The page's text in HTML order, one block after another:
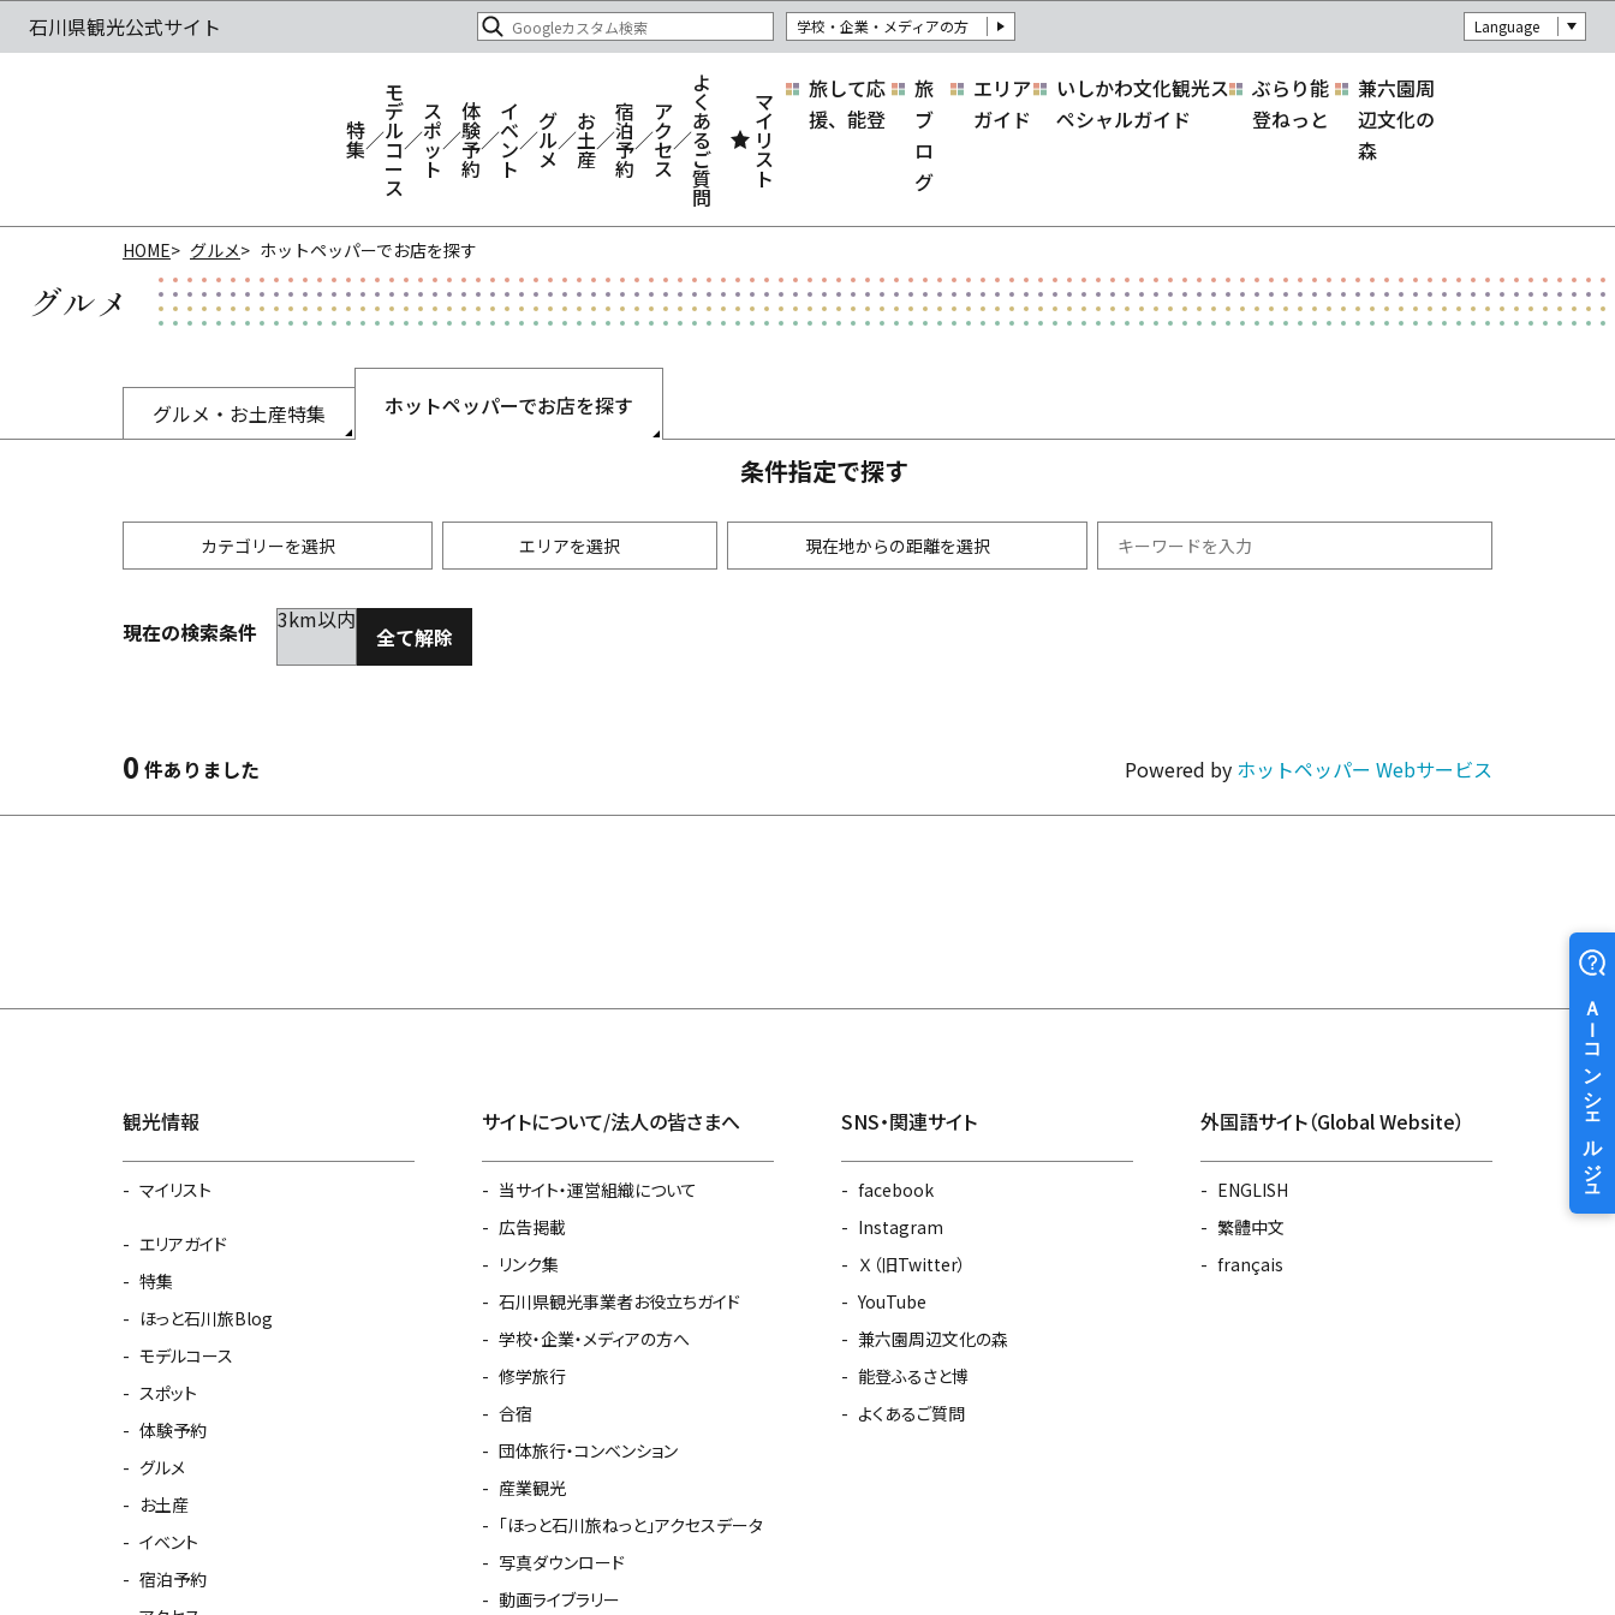
学校・企業・メディアの方 Language
特
集
モ
デ
ル
コ
ー
ス
ス
ポ
ッ
ト
体
験
予
約
イ
ベ
ン
ト
グ
ル
メ
お
土
産
宿
泊
予
約
ア
ク
セ
ス
よ
く
あ
る
ご
質
問
マ
イ
リ
ス
ト
旅して応
援、能登
旅
ブ
ロ
グ
エリア
ガイド
いしかわ文化観光ス
ペシャルガイド
ぶらり能
登ねっと
兼六園周
辺文化の
森
HOME グルメ ホットペッパーでお店を探す
グルメ
グルメ・お土産特集 ホットペッパーでお店を探す
条件指定で探す
カテゴリーを選択 エリアを選択 現在地からの距離を選択
居酒屋
韓国料理 カラオケ・パーティ
金沢(片町･香林坊･にし茶屋周辺)
金沢市他・野々市・白山・内灘
未選択
現在の検索条件 3km以内
全て解除
0 件ありました Powered by ホットペッパー Webサービス
観光情報
マイリスト
エリアガイド
特集
ほっと石川旅Blog
モデルコース
スポット
体験予約
グルメ
お土産
イベント
宿泊予約
サイトについて/法人の皆さまへ
当サイト・運営組織について
広告掲載
リンク集
石川県観光事業者お役立ちガイド
学校・企業・メディアの方へ
修学旅行
合宿
団体旅行・コンベンション
産業観光
「ほっと石川旅ねっと」アクセスデータ
写真ダウンロード
動画ライブラリー
SNS・関連サイト
facebook
Instagram
Ｘ（旧Twitter）
YouTube
兼六園周辺文化の森
能登ふるさと博
よくあるご質問
外国語サイト（Global Website）
ENGLISH
繁體中文
français